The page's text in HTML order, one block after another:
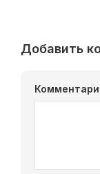
Добавить